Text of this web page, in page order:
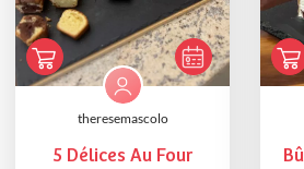
theresemascolo
5 Délices Au Four